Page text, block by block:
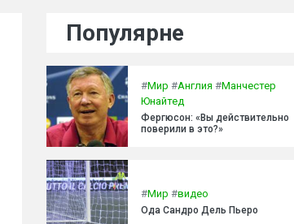
Популярне
#Мир #Англия #Манчестер
Юнайтед
Фергюсон: «Вы действительно
поверили в это?»
#Мир #видео
Ода Сандро Дель Пьеро